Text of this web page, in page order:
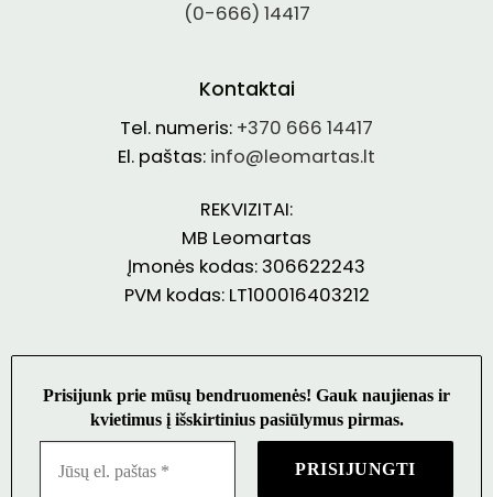
(0-666) 14417
Kontaktai
Tel. numeris: +370 666 14417
El. paštas: info@leomartas.lt
REKVIZITAI:
MB Leomartas
Įmonės kodas: 306622243
PVM kodas: LT100016403212
Prisijunk prie mūsų bendruomenės! Gauk naujienas ir
kvietimus į išskirtinius pasiūlymus pirmas.